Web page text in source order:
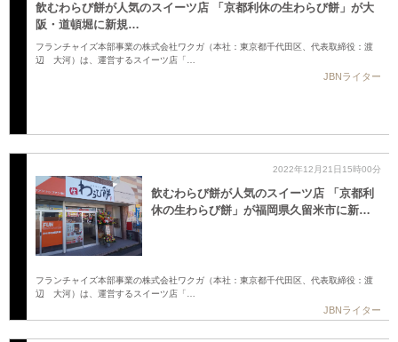
飲むわらび餅が人気のスイーツ店 「京都利休の生わらび餅」が大
阪・道頓堀に新規…
フランチャイズ本部事業の株式会社ワクガ（本社：東京都千代田区、代表取締役：渡
辺 大河）は、運営するスイーツ店「…
JBNライター
2022年12月21日15時00分
飲むわらび餅が人気のスイーツ店 「京都利
休の生わらび餅」が福岡県久留米市に新…
フランチャイズ本部事業の株式会社ワクガ（本社：東京都千代田区、代表取締役：渡
辺 大河）は、運営するスイーツ店「…
JBNライター